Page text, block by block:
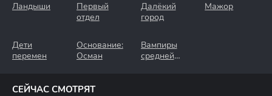
Ландыши
Первый
отдел
Далёкий
город
Мажор
Дети
перемен
Основание:
Осман
Вампиры
средней
СЕЙЧАС СМОТРЯТ